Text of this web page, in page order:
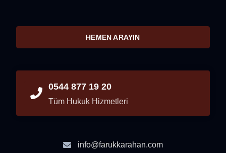
HEMEN ARAYIN
0544 877 19 20
Tüm Hukuk Hizmetleri
info@farukkarahan.com